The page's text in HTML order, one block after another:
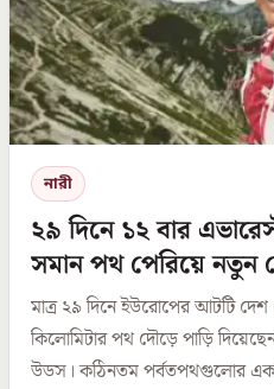
নারী
২৯ দিনে ১২ বার
সমান পথ পেরিয়ে নতুন
উডসের
মাত্র ২৯ দিনে ইউরোপের আটটি দেশ
কিলোমিটার পথ দৌড়ে পাড়ি
উডস। কঠিনতম পর্বতপথগুলোর